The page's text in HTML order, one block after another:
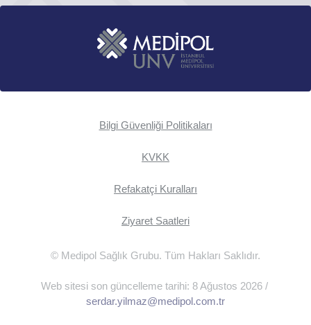
Bilgi Güvenliği Politikaları
KVKK
Refakatçi Kuralları
Ziyaret Saatleri
© Medipol Sağlık Grubu. Tüm Hakları Saklıdır.
Web sitesi son güncelleme tarihi: 8 Ağustos 2026 /
serdar.yilmaz@medipol.com.tr